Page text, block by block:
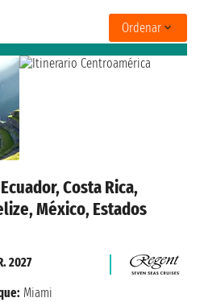
Ordenar
Costa Rica,
México, Estados
2027
Miami